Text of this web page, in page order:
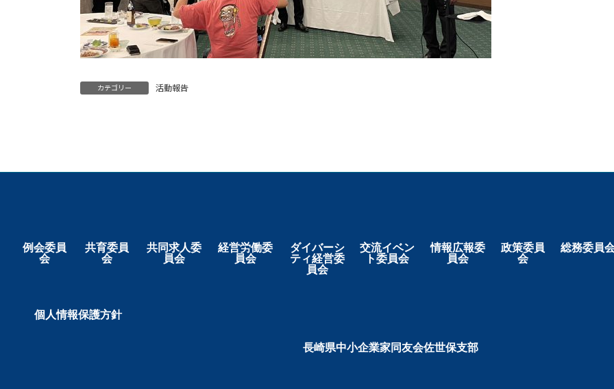
カテゴリー 活動報告
例会委員
会
共育委員
会
共同求人委
員会
経営労働委
員会
ダイバーシ
ティ経営委
員会
交流イベン
ト委員会
情報広報委
員会
政策委員
会
総務委員
個人情報保護方針
長崎県中小企業家同友会佐世保支部